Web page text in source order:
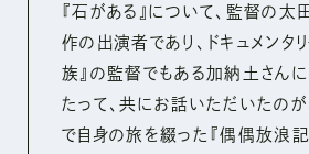
『石がある』について、監督の太
作の出演者であり、ドキュメンタ
族』の監督でもある加納土さん
たって、共にお話いただいたのが
で自身の旅を綴った『偶偶放浪